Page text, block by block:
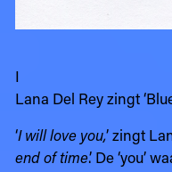
I
Lana Del Rey zingt
‘I will love you,’ zingt
end of time.’ De ‘you’